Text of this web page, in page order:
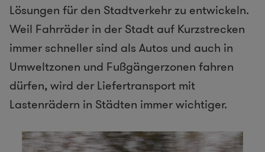
Lösungen für den Stadtverkehr zu entwickeln.
Weil Fahrräder in der Stadt auf Kurzstrecken
immer schneller sind als Autos und auch in
Umweltzonen und Fußgängerzonen fahren
dürfen, wird der Liefertransport mit
Lastenrädern in Städten immer wichtiger.